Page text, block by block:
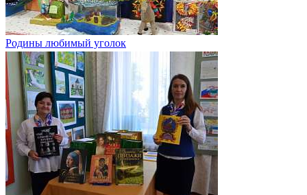
Родины любимый уголок